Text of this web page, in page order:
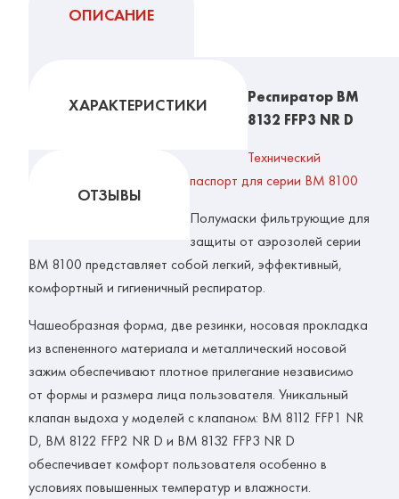
ОПИСАНИЕ
ХАРАКТЕРИСТИКИ
ОТЗЫВЫ
Респиратор ВМ
8132 FFP3 NR D
Технический
паспорт для серии ВМ 8100
Полумаски фильтрующие для
защиты от аэрозолей серии
ВМ 8100 представляет собой легкий, эффективный,
комфортный и гигиеничный респиратор.
Чашеобразная форма, две резинки, носовая прокладка
из вспененного материала и металлический носовой
зажим обеспечивают плотное прилегание независимо
от формы и размера лица пользователя. Уникальный
клапан выдоха у моделей с клапаном: ВМ 8112 FFP1 NR
D, ВМ 8122 FFP2 NR D и ВМ 8132 FFP3 NR D
обеспечивает комфорт пользователя особенно в
условиях повышенных температур и влажности.